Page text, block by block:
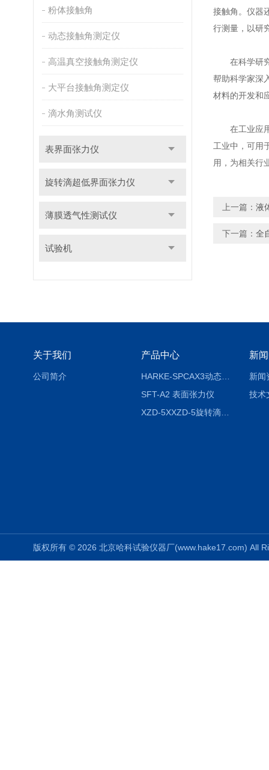
粉体接触角
动态接触角测定仪
高温真空接触角测定仪
大平台接触角测定仪
滴水角测试仪
表界面张力仪
旋转滴超低界面张力仪
薄膜透气性测试仪
试验机
接触角。仪器
行测量，以研
在科学研究
帮助科学家深
材料的开发和
在工业应用
工业中，可用
用，为相关行
上一篇： 液
下一篇： 全
关于我们
公司简介
产品中心
HARKE-SPCAX3动态接触角测定仪系列
SFT-A2 表面张力仪
XZD-5XXZD-5旋转滴超低界面张力仪
新
新闻
技术
版权所有 © 2026 北京哈科试验仪器厂(www.hake17.com)